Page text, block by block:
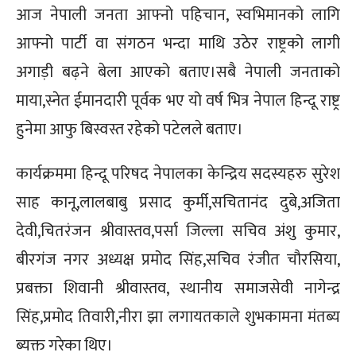
आज नेपाली जनता आफ्नो पहिचान, स्वभिमानको लागि
आफ्नो पार्टी वा संगठन भन्दा माथि उठेर राष्ट्रको लागी
अगाड़ी बढ़ने बेला आएको बताए।सबै नेपाली जनताको
माया,स्नेत ईमानदारी पूर्वक भए यो वर्ष भित्र नेपाल हिन्दू राष्ट्र
हुनेमा आफु बिस्वस्त रहेको पटेलले बताए।
कार्यक्रममा हिन्दू परिषद नेपालका केन्द्रिय सदस्यहरु सुरेश
साह कानू,लालबाबु प्रसाद कुर्मी,सचितानंद दुबे,अजिता
देवी,चितरंजन श्रीवास्तव,पर्सा जिल्ला सचिव अंशु कुमार,
बीरगंज नगर अध्यक्ष प्रमोद सिंह,सचिव रंजीत चौरसिया,
प्रबक्ता शिवानी श्रीवास्तव, स्थानीय समाजसेवी नागेन्द्र
सिंह,प्रमोद तिवारी,नीरा झा लगायतकाले शुभकामना मंतब्य
ब्यक्त गरेका थिए।